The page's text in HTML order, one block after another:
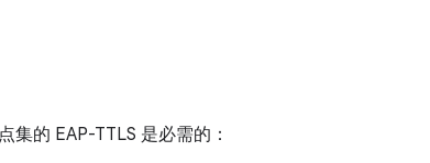
集的 EAP-TTLS 是必需的：